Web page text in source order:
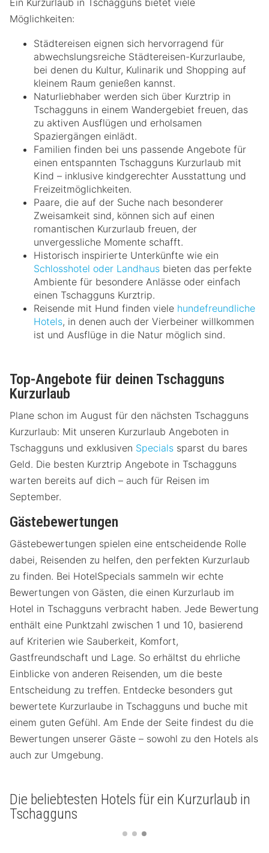
Möglichkeiten:
Städtereisen eignen sich hervorragend für
abwechslungsreiche Städtereisen-Kurzurlaube,
bei denen du Kultur, Kulinarik und Shopping auf
kleinem Raum genießen kannst.
Naturliebhaber werden sich über Kurztrip in
Tschagguns in einem Wandergebiet freuen, das
zu aktiven Ausflügen und erholsamen
Spaziergängen einlädt.
Familien finden bei uns passende Angebote für
einen entspannten Tschagguns Kurzurlaub mit
Kind – inklusive kindgerechter Ausstattung und
Freizeitmöglichkeiten.
Paare, die auf der Suche nach besonderer
Zweisamkeit sind, können sich auf einen
romantischen Kurzurlaub freuen, der
unvergessliche Momente schafft.
Historisch inspirierte Unterkünfte wie ein
Schlosshotel oder Landhaus bieten das perfekte
Ambiente für besondere Anlässe oder einfach
einen Tschagguns Kurztrip.
Reisende mit Hund finden viele hundefreundliche
Hotels, in denen auch der Vierbeiner willkommen
ist und Ausflüge in die Natur möglich sind.
Top-Angebote für deinen Tschagguns
Kurzurlaub
Plane schon im August für den nächsten Tschagguns
Kurzurlaub: Mit unseren Kurzurlaub Angeboten in
Tschagguns und exklusiven Specials sparst du bares
Geld. Die besten Kurztrip Angebote in Tschagguns
warten bereits auf dich – auch für Reisen im
September.
Gästebewertungen
Gästebewertungen spielen eine entscheidende Rolle
dabei, Reisenden zu helfen, den perfekten Kurzurlaub
zu finden. Bei HotelSpecials sammeln wir echte
Bewertungen von Gästen, die einen Kurzurlaub im
Hotel in Tschagguns verbracht haben. Jede Bewertung
enthält eine Punktzahl zwischen 1 und 10, basierend
auf Kriterien wie Sauberkeit, Komfort,
Gastfreundschaft und Lage. So erhältst du ehrliche
Einblicke von anderen Reisenden, um die beste
Entscheidung zu treffen. Entdecke besonders gut
bewertete Kurzurlaube in Tschagguns und buche mit
einem guten Gefühl. Am Ende der Seite findest du die
Bewertungen unserer Gäste – sowohl zu den Hotels als
auch zur Umgebung.
Die beliebtesten Hotels für ein Kurzurlaub in
Tschagguns